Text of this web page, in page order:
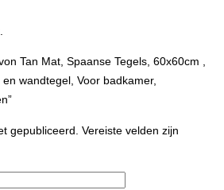
Tan Mat, Spaanse Tegels, 60x60cm ,
wandtegel, Voor badkamer,
gepubliceerd. Vereiste velden zijn